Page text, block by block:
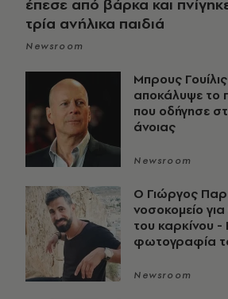
έπεσε από βάρκα και
τρία ανήλικα παιδιά
Newsroom
Μπρους
αποκάλυψε το
που οδήγησε
άνοιας
Newsroom
O Γιώργος
νοσοκομείο
του καρκίνου -
φωτογραφία
Newsroom